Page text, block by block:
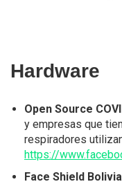
Hardware
Open Source
y empresas que
respiradores
https://
Face Shield